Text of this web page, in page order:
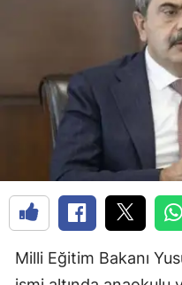
Milli Eğitim Bakanı